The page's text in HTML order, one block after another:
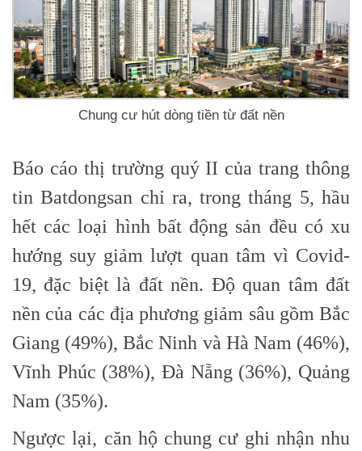
Chung cư hút dòng tiền từ đất nền
Báo cáo thị trường quý II của trang thông
tin Batdongsan chỉ ra, trong tháng 5, hầu
hết các loại hình bất động sản đều có xu
hướng suy giảm lượt quan tâm vì Covid-
19, đặc biệt là đất nền. Độ quan tâm đất
nền của các địa phương giảm sâu gồm Bắc
Giang (49%), Bắc Ninh và Hà Nam (46%),
Vĩnh Phúc (38%), Đà Nẵng (36%), Quảng
Nam (35%).
Ngược lại, căn hộ chung cư ghi nhận nhu